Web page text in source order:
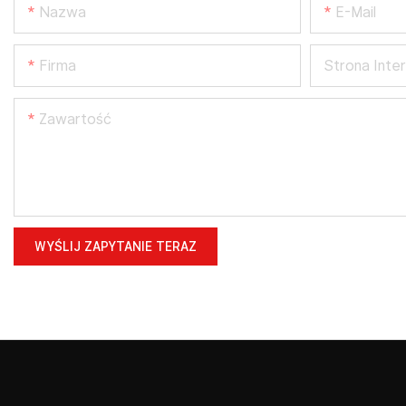
Nazwa E-Mail
Firma Strona
Zawartość
WYŚLIJ ZAPYTANIE TERAZ